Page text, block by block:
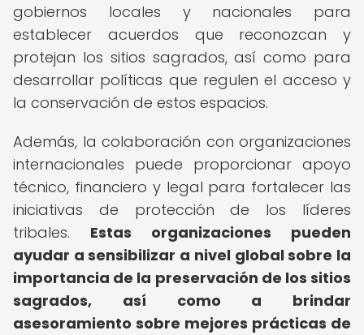
gobiernos locales y nacionales para
establecer acuerdos que reconozcan y
protejan los sitios sagrados, así como para
desarrollar políticas que regulen el acceso y
la conservación de estos espacios.
Además, la colaboración con organizaciones
internacionales puede proporcionar apoyo
técnico, financiero y legal para fortalecer las
iniciativas de protección de los líderes
tribales. Estas organizaciones pueden
ayudar a sensibilizar a nivel global sobre la
importancia de la preservación de los sitios
sagrados, así como a brindar
asesoramiento sobre mejores prácticas de